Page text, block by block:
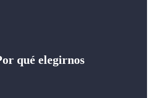
qué elegirnos